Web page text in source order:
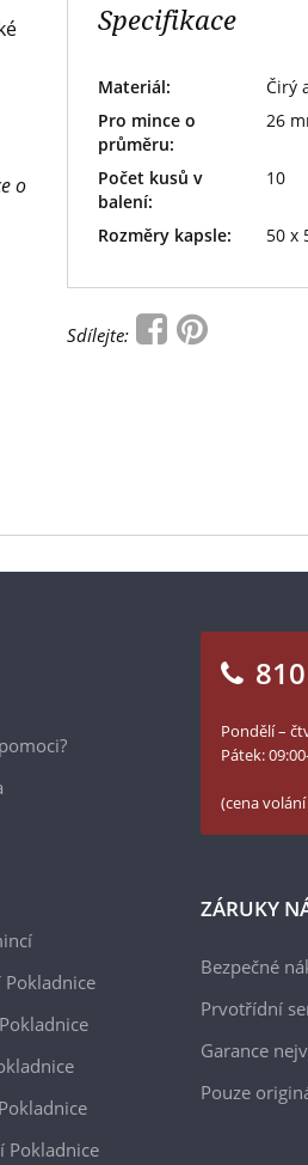
o
Specifikace
Materiál:
Čirý
Pro mince o
průměru:
26
Počet kusů v
balení:
10
Rozměry kapsle: 50 x
Sdílejte:
Pokladnice
Pokladnice
Pondělí –
Pátek:
(cena
ZÁRUKY
Bezpečné
Prvotřídní
Garance
Pouze